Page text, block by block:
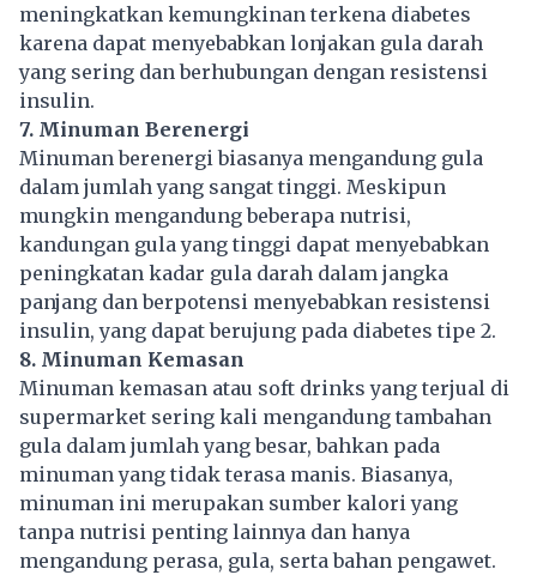
meningkatkan kemungkinan terkena diabetes
karena dapat menyebabkan lonjakan gula darah
yang sering dan berhubungan dengan resistensi
insulin.
7. Minuman Berenergi
Minuman berenergi biasanya mengandung gula
dalam jumlah yang sangat tinggi. Meskipun
mungkin mengandung beberapa nutrisi,
kandungan gula yang tinggi dapat menyebabkan
peningkatan kadar gula darah dalam jangka
panjang dan berpotensi menyebabkan resistensi
insulin, yang dapat berujung pada diabetes tipe 2.
8. Minuman Kemasan
Minuman kemasan atau soft drinks yang terjual di
supermarket sering kali mengandung tambahan
gula dalam jumlah yang besar, bahkan pada
minuman yang tidak terasa manis. Biasanya,
minuman ini merupakan sumber kalori yang
tanpa nutrisi penting lainnya dan hanya
mengandung perasa, gula, serta bahan pengawet.